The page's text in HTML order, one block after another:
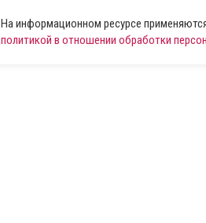
На информационном ресурсе
политикой в отношении обработки